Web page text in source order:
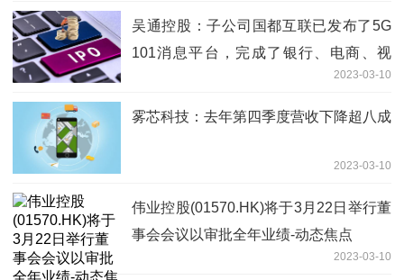
吴通控股：子公司国都互联已发布了5G
101消息平台，完成了银行、电商、视
2023-03-10
雾芯科技：去年第四季度营收下降超八成
2023-03-10
伟业控股(01570.HK)将于3月22日举行董
事会会议以审批全年业绩-动态焦点
2023-03-10